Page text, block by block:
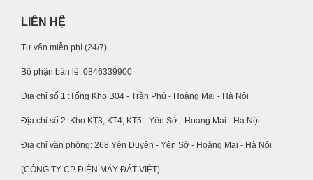
LIÊN HỆ
Tư vấn miễn phí (24/7)
Bộ phận bán lẻ: 0846339900
Địa chỉ số 1 :Tổng Kho B04 - Trần Phú - Hoàng Mai - Hà Nội
Địa chỉ số 2: Kho KT3, KT4, KT5 - Yên Sở - Hoàng Mai - Hà Nội.
Địa chỉ văn phòng: 268 Yên Duyên - Yên Sở - Hoàng Mai - Hà Nội
(CÔNG TY CP ĐIỆN MÁY ĐẤT VIỆT)